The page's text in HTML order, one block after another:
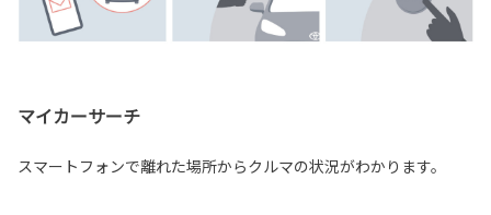
マイカーサーチ
スマートフォンで離れた場所からクルマの状況がわかります。